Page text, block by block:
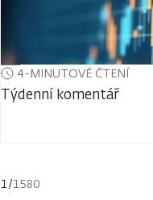
4-MINUTOVÉ ČTENÍ
Týdenní komentář
1/1580